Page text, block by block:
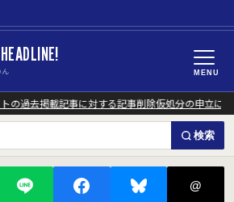
MENU
過去掲載記事に対する記事削除仮処分の申立につい
検索
@